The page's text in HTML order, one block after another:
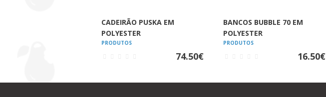
VER
CADEIRÃO PUSKA EM
POLYESTER
PRODUTOS
74.50€
VER
BANCOS BUBBLE 70 EM
POLYESTER
PRODUTOS
16.50€